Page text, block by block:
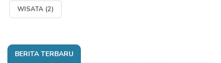
WISATA (2)
BERITA TERBARU